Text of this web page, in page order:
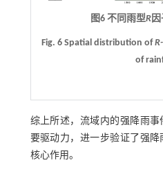
图6 不同雨型R因
Fig. 6 Spatial distribution ofR-
of
综上所述，流域内的强降雨
要驱动力，进一步验证了强
核心作用。